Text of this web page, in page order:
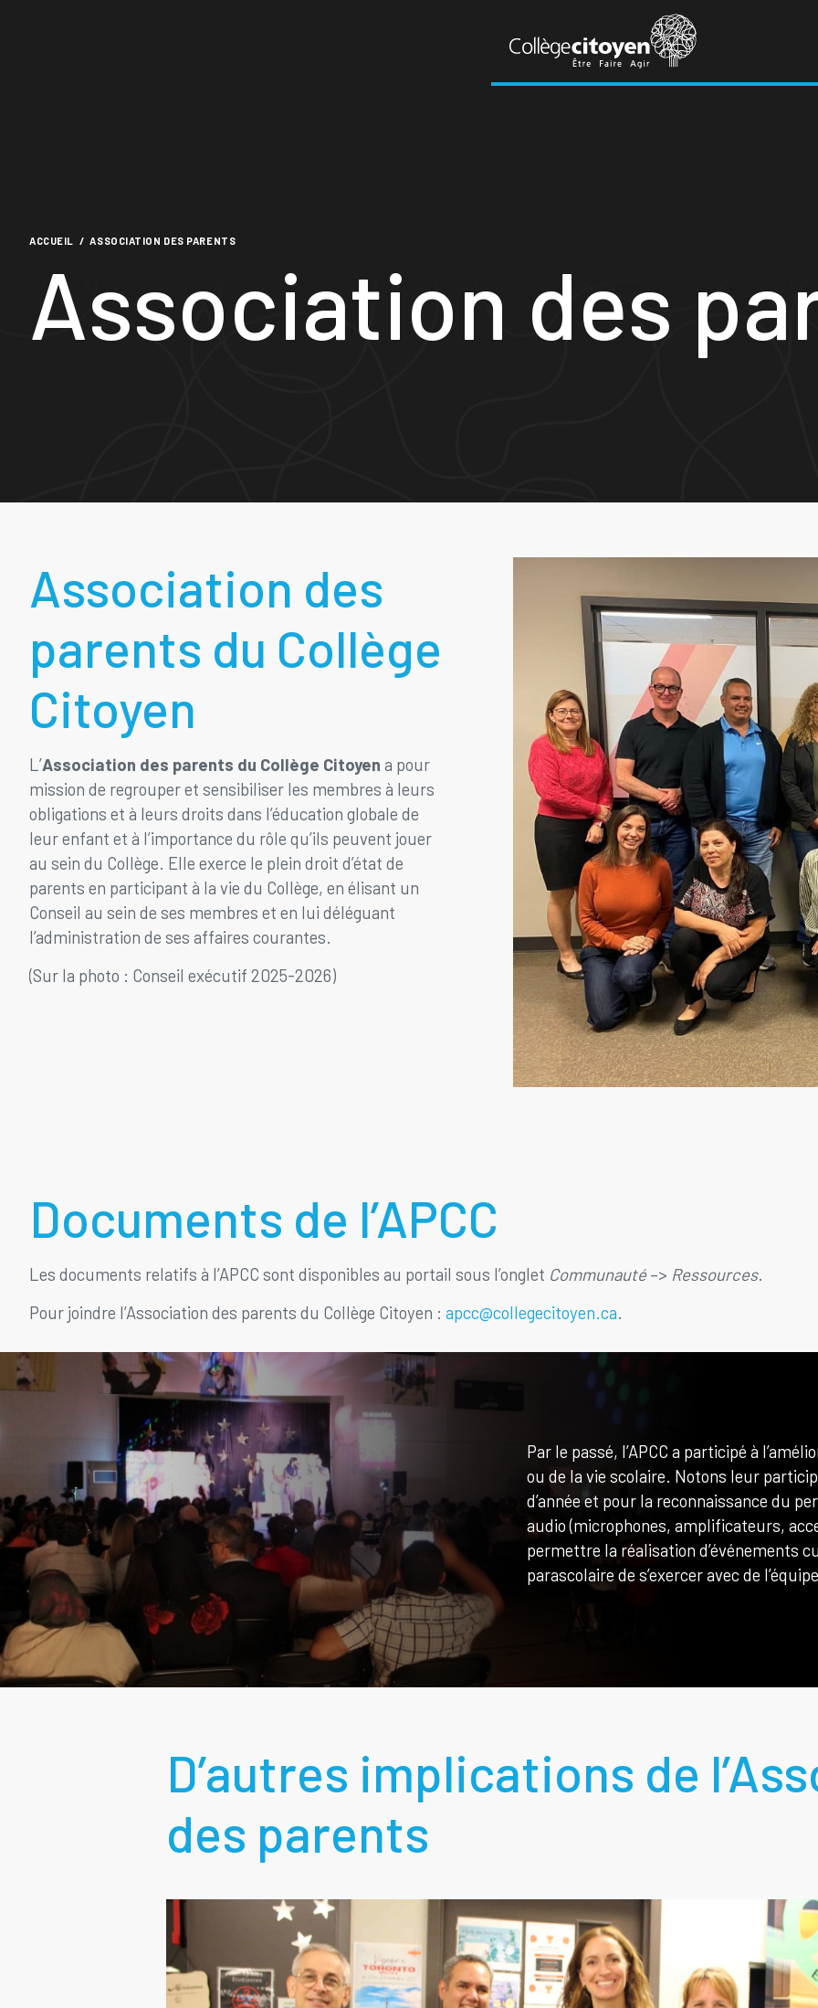
ACCUEIL / ASSOCIATION DES PARENTS
Association des
Association des
parents du Collège
Citoyen
L’Association des parents du Collège Citoyen a pour
mission de regrouper et sensibiliser les membres à leurs
obligations et à leurs droits dans l’éducation globale de
leur enfant et à l’importance du rôle qu’ils peuvent jouer
au sein du Collège. Elle exerce le plein droit d’état de
parents en participant à la vie du Collège, en élisant un
Conseil au sein de ses membres et en lui déléguant
l’administration de ses affaires courantes.
(Sur la photo : Conseil exécutif 2025-2026)
Documents de l’APCC
Les documents relatifs à l’APCC sont disponibles au portail sous l’onglet Communauté–> Ressources.
Pour joindre l’Association des parents du Collège Citoyen : apcc@collegecitoyen.ca
Par le passé, l’APCC a participé à
ou de la vie scolaire. Notons leur
d’année et pour la reconnaissance du
audio (microphones, amplificateurs,
permettre la réalisation d’événements
parascolaire de s’exercer avec de
D’autres implications de
des parents